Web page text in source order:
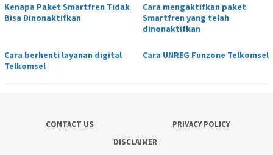
Kenapa Paket Smartfren Tidak
Bisa Dinonaktifkan
Cara mengaktifkan paket
Smartfren yang telah
dinonaktifkan
Cara berhenti layanan digital
Telkomsel
Cara UNREG Funzone Telkomsel
CONTACT US
PRIVACY POLICY
DISCLAIMER